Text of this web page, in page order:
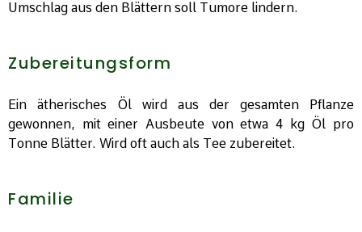
Umschlag aus den Blättern soll Tumore lindern.
Zubereitungsform
Ein ätherisches Öl wird aus der gesamten Pflanze
gewonnen, mit einer Ausbeute von etwa 4 kg Öl pro
Tonne Blätter. Wird oft auch als Tee zubereitet.
Familie